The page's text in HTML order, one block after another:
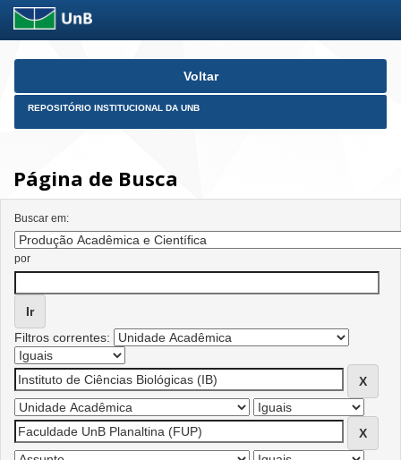
Skip
Voltar
REPOSITÓRIO INSTITUCIONAL DA UNB
Página de Busca
Buscar em:
por
Filtros correntes: